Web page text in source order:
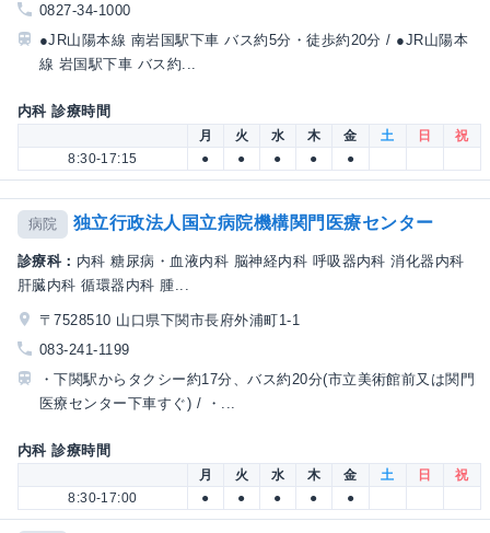
0827-34-1000
●JR山陽本線 南岩国駅下車 バス約5分・徒歩約20分 / ●JR山陽本
線 岩国駅下車 バス約...
内科 診療時間
月 火 水 木 金 土 日
祝
8:30-17:15
● ● ● ● ●
病院 独立行政法人国立病院機構関門医療センター
診療科： 内科 糖尿病・血液内科 脳神経内科 呼吸器内科 消化器内科
肝臓内科 循環器内科 腫...
〒7528510 山口県下関市長府外浦町1-1
083-241-1199
・下関駅からタクシー約17分、バス約20分(市立美術館前又は関門
医療センター下車すぐ) / ・...
内科 診療時間
月 火 水 木 金 土 日
祝
8:30-17:00
● ● ● ● ●